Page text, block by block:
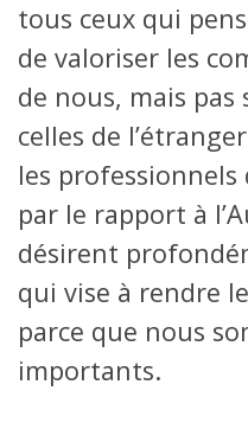
tous ceux qui
de valoriser les
de nous, mais pas
celles de
les
par le rapport à
désirent
qui vise à rendre
parce que nous
importants.